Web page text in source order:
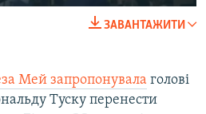
ЗАВАНТАЖИТИ
Мей запропонувала голові
Туску перенести